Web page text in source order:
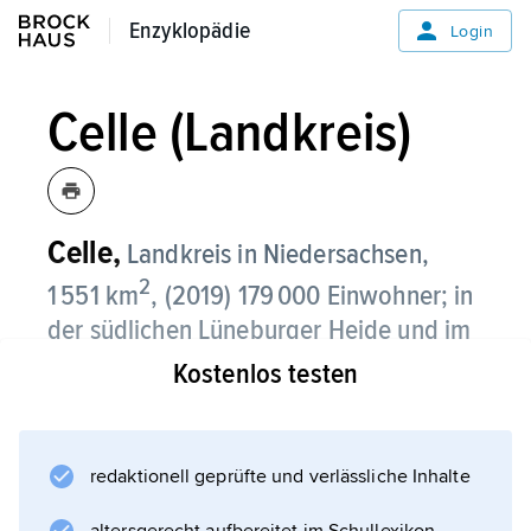
Enzyklopädie
Enzyklopädie Login
Celle (Landkreis)
Celle, Landkreis in Niedersachsen,
1 551 km2, (2019) 179 000 Einwohner; in
der südlichen Lüneburger Heide und im
Aller-Urstromtal gelegen.
Süden mit der Kreisstadt
Celle
Kostenlos testen
redaktionell geprüfte und verlässliche Inhalte